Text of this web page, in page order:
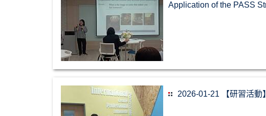
Application of the PASS
2026-01-21 【研習活動